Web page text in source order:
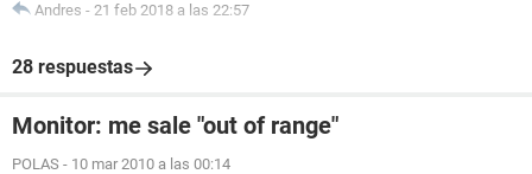
Andres - 21 feb 2018 a las 22:57
28 respuestas
Monitor: me sale "out of range"
POLAS - 10 mar 2010 a las 00:14